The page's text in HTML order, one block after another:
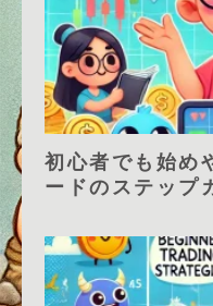
初心者でも始め
ードのステップ